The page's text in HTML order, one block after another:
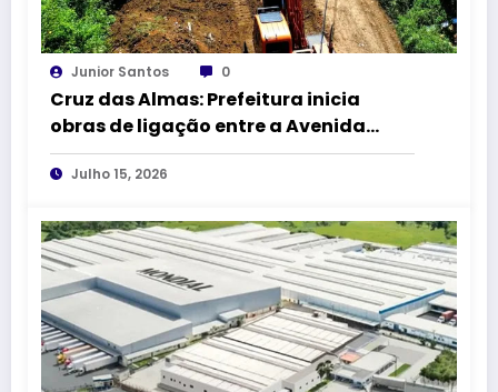
Junior Santos 0
Cruz das Almas: Prefeitura inicia
obras de ligação entre a Avenida
Amado Queiroz e a BR-101
Julho 15, 2026